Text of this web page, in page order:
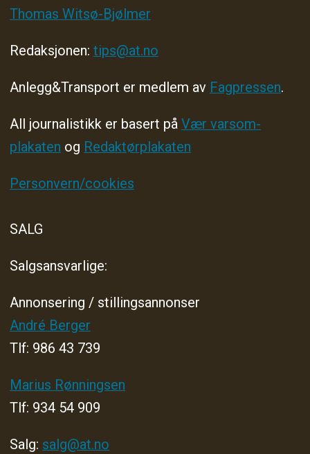
Thomas Witsø-Bjølmer
Redaksjonen: tips@at.no
Anlegg&Transport er medlem av Fagpressen.
All journalistikk er basert på Vær varsom-
plakaten og Redaktørplakaten
Personvern/cookies
SALG
Salgsansvarlige:
Annonsering / stillingsannonser
André Berger
Tlf: 986 43 739
Marius Rønningsen
Tlf: 934 54 909
Salg: salg@at.no